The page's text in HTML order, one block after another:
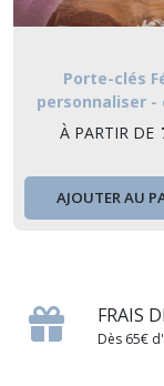
Porte-clés
personnaliser -
baptême,
À PARTIR DE
AJOUTER AU
FRAIS
Dès 65€